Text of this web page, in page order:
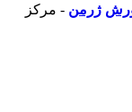
ژرمن - مرکز